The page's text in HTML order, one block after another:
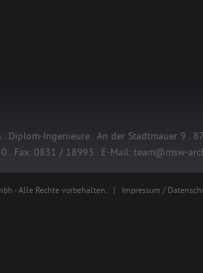
Diplom-Ingenieure . An der Stadtmauer 9 .
. Fax: 0831 / 18993 . E-Mail: team@msw-
- Alle Rechte vorbehalten. | Impressum /